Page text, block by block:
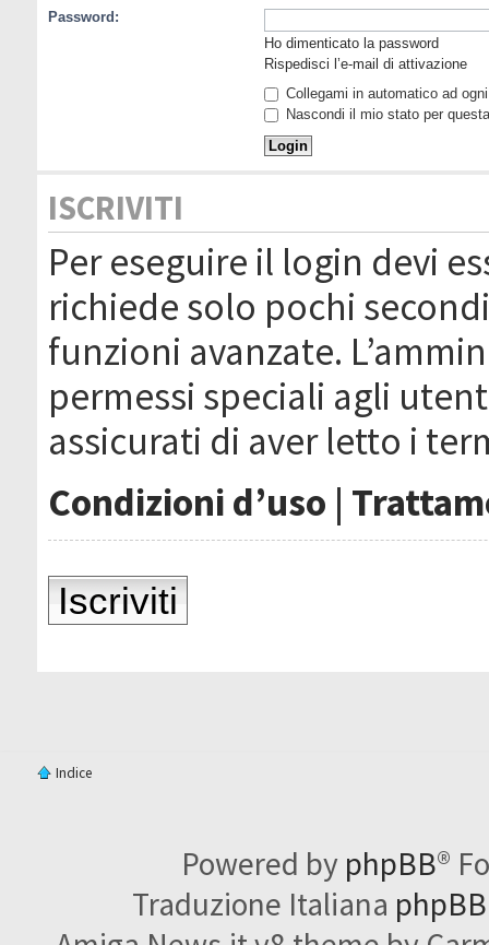
Password:
Ho dimenticato la password
Rispedisci l’e-mail di attivazione
Collegami in automatico ad
Nascondi il mio stato per
ISCRIVITI
Per eseguire il login devi
richiede solo pochi
funzioni avanzate.
permessi speciali agli
assicurati di aver letto i
Condizioni d’uso |
Iscriviti
Indice
Powered by phpBB®
Traduzione Italiana